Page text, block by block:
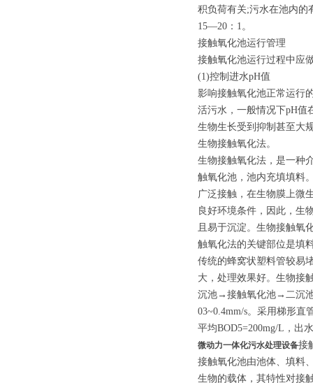
积负荷有关;污水在池内的
15—20：1。
接触氧化池运行管理
接触氧化池运行过程中应
(1)控制进水pH值
影响接触氧化池正常运行
活污水，一般情况下pH值
生物生长受到抑制甚至大
生物接触氧化法。
生物接触氧化法，是一种
触氧化池，池内充填填料
广泛接触，在生物膜上微
良好环境条件，因此，生
且易于沉淀。生物接触氧
触氧化法的关键部位是填
传统的蜂窝状塑料管较易
大，处理效果好。生物接
沉池→接触氧化池→二沉
03~0.4mm/s。采用梯形直
平均BOD5=200mg/L，出
微动力一体化污水处理设备接
接触氧化池由池体、填料
生物的载体，其特性对接